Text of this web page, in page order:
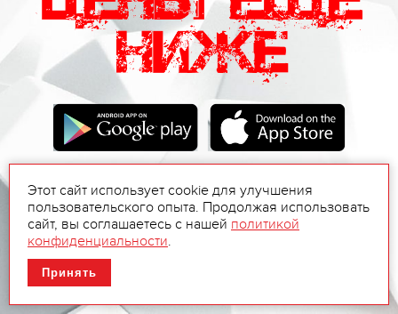
Этот сайт использует cookie для улучшения
пользовательского опыта. Продолжая использовать
сайт, вы соглашаетесь с нашей политикой
конфиденциальности.
Принять